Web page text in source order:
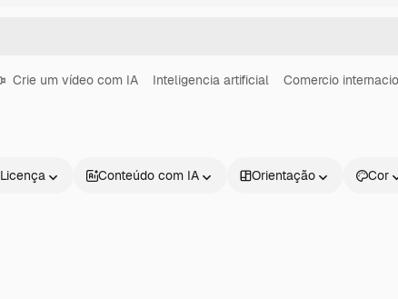
Crie um vídeo com IA Inteligencia artificial Comercio
Licença Conteúdo com IA Orientação Cor